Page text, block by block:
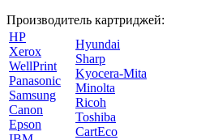
Производитель картриджей:
HP
Xerox
WellPrint
Panasonic
Samsung
Canon
Epson
Hyundai
Sharp
Kyocera-Mita
Minolta
Ricoh
Toshiba
CartEco